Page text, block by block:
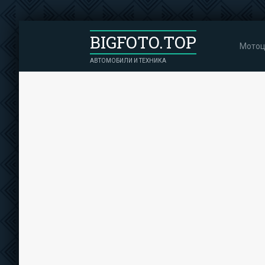
BIGFOTO.TOP
АВТОМОБИЛИ И ТЕХНИКА